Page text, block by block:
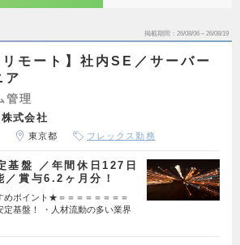
掲載期間 26/08/06～26/08/19
リモート】社内SE／サーバー
ア
管理
式会社
東京都 フレックス勤務
基盤 ／年間休日127日
／賞与6.2ヶ月分！
めポイント★＝＝＝＝＝＝＝＝
定基盤！ ・人材流動の多い業界